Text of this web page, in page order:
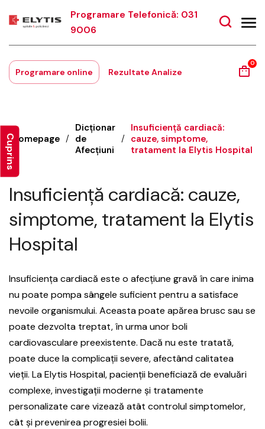
Programare Telefonică: 031
9006
Programare online Rezultate Analize
0
Homepage /
Dicționar
de
Afecțiuni
/
Insuficiență cardiacă:
cauze, simptome,
tratament la Elytis Hospital
Cuprins
Insuficiență cardiacă: cauze,
simptome, tratament la Elytis
Hospital
Insuficiența cardiacă este o afecțiune gravă în care inima
nu poate pompa sângele suficient pentru a satisface
nevoile organismului. Aceasta poate apărea brusc sau se
poate dezvolta treptat, în urma unor boli
cardiovasculare preexistente. Dacă nu este tratată,
poate duce la complicații severe, afectând calitatea
vieții. La Elytis Hospital, pacienții beneficiază de evaluări
complexe, investigații moderne și tratamente
personalizate care vizează atât controlul simptomelor,
cât și prevenirea progresiei bolii.